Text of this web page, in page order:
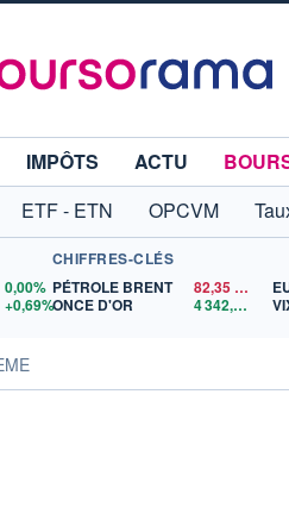
IMPÔTS ACTU
ETF - ETN OPCVM
0,00%
+0,69%
CHIFFRES-CLÉS
PÉTROLE BRENT
82,35$US
ONCE D'OR
4 342,26 $US